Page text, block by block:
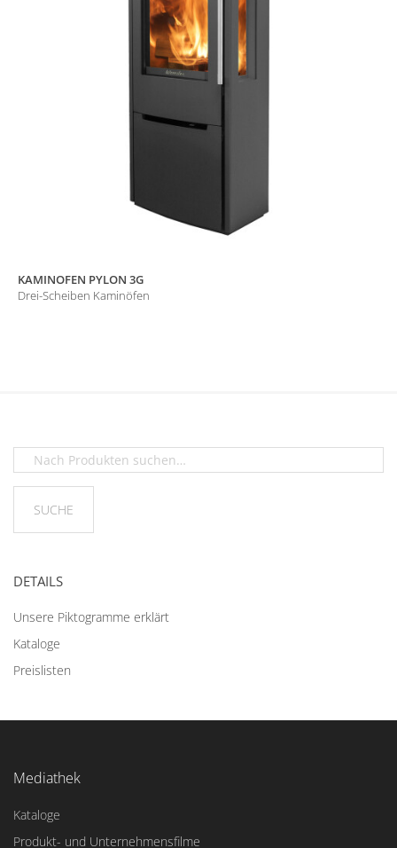
KAMINOFEN PYLON 3G
Drei-Scheiben Kaminöfen
DETAILS
Unsere Piktogramme erklärt
Kataloge
Preislisten
Mediathek
Kataloge
Produkt- und Unternehmensfilme